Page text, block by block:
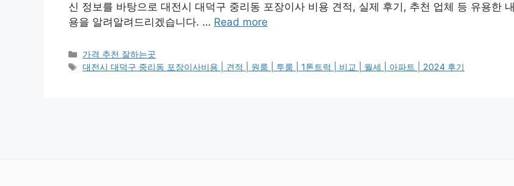
신 정보를 바탕으로 대전시 대덕구 중리동 포장이사 비용 견적, 실제 후기, 추천 업체 등 유용한 내
용을 알려알려드리겠습니다. … Read more
카
테
가격 추천 잘하는곳
태
대전시 대덕구 중리동 포장이사비용 | 견적 | 원룸 | 투룸 | 1톤트럭 | 비교 | 월세 | 아파트 | 2024 후기